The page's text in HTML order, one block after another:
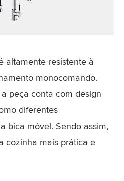
altamente resistente à
monocomando.
peça conta com design
diferentes
bica móvel. Sendo assim,
cozinha mais prática e